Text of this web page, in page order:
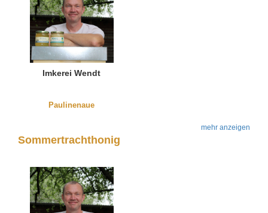
Imkerei Wendt
Paulinenaue
mehr anzeigen
Sommertrachthonig